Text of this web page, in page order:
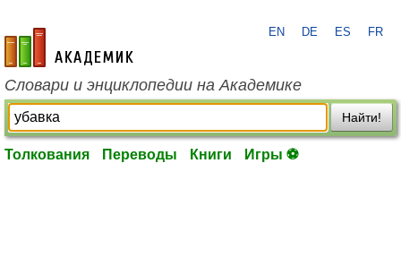
academic.ru
EN DE ES FR
Словари и энциклопедии на Академике
Найти!
Толкования Переводы Книги Игры ⚽